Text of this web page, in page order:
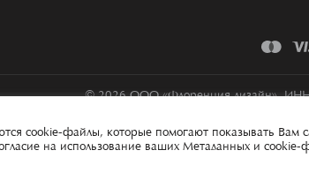
cookie-файлы, которые помогают показывать
на использование ваших Метаданных и cookie-
© 2026 ООО «Флоренция дизайн»,